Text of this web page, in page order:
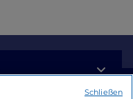
Schließen